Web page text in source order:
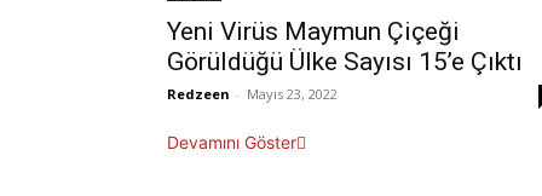
Yeni Virüs Maymun Çiçeği
Görüldüğü Ülke Sayısı 15’e Çıktı
Redzeen - Mayıs 23, 2022
Devamını Göster